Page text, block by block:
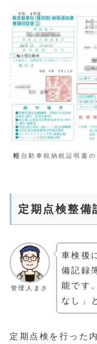
軽 自動車税納税証明書の
定期点検整備
管理人まさ
車検後
備記録
能です
なし」
定期点検を行った